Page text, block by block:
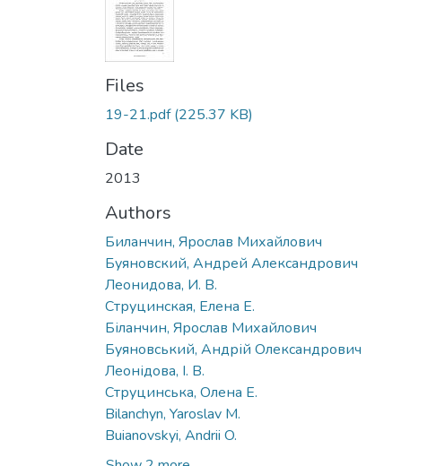
Files
19-21.pdf(225.37 KB)
Date
2013
Authors
Биланчин, Ярослав Михайлович
Буяновский, Андрей Александрович
Леонидова, И. В.
Струцинская, Елена Е.
Біланчин, Ярослав Михайлович
Буяновський, Андрій Олександрович
Леонідова, І. В.
Струцинська, Олена Е.
Bilanchyn, Yaroslav M.
Buianovskyi, Andrii O.